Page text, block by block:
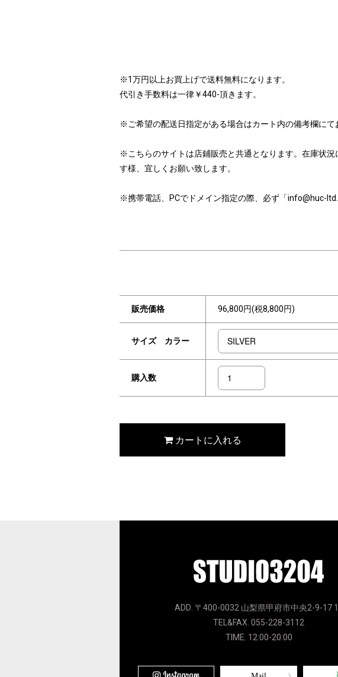
※1万円以上お買上げで送料無料になります。
代引き手数料は一律￥440-頂きます。
※ご希望の配送日指定がある場合はカート内の備考欄にて
※こちらのサイトは店鋪販売と共通となります。在庫状
す様、宜しくお願い致します。
※携帯電話、PCでドメイン指定の際、必ず「info@huc-
販売価格 96,800円(税8,800円)
サイズ カラー
購入数
カートに入れる
ADD. 〒400-0032 山梨県甲府市中央2-9-17
TEL&FAX. 055-228-3112
TIME. 12:00-20:00